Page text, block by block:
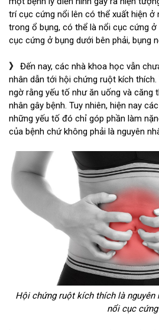
trí cục cứng nổi lên có thể xuất hiện ở
trong ổ bụng, có thể là nổi cục cứng
cục cứng ở bụng dưới bên phải, bụng
》 Đến nay, các nhà khoa học vẫn
nhân dẫn tới hội chứng ruột kích
ngờ rằng yếu tố như ăn uống và căng
nhân gây bệnh. Tuy nhiên, hiện nay
những yếu tố đó chỉ góp phần làm
của bệnh chứ không phải là nguyên
Hội chứng ruột kích thích là nguyên
nổi cục cứng